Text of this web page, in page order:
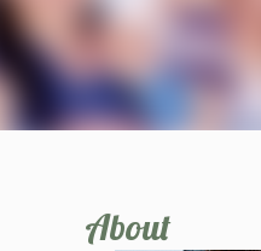
About